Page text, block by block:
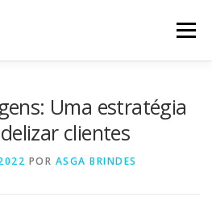
Menu
Uma estratégia
clientes
POR ASGA BRINDES